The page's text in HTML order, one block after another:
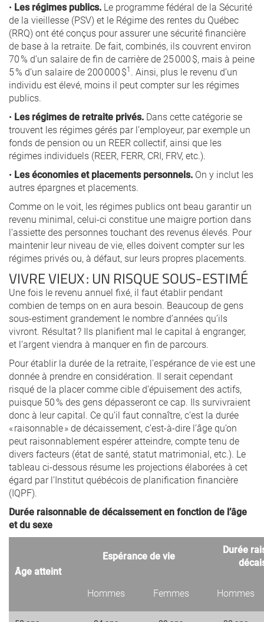
• Les régimes publics. Le programme fédéral de la Sécurité
de la vieillesse (PSV) et le Régime des rentes du Québec
(RRQ) ont été conçus pour assurer une sécurité financière
de base à la retraite. De fait, combinés, ils couvrent environ
70 % d’un salaire de fin de carrière de 25 000 $, mais à peine
5 % d’un salaire de 200 000 $1 . Ainsi, plus le revenu d’un
individu est élevé, moins il peut compter sur les régimes
publics.
• Les régimes de retraite privés. Dans cette catégorie se
trouvent les régimes gérés par l’employeur, par exemple un
fonds de pension ou un REER collectif, ainsi que les
régimes individuels (REER, FERR, CRI, FRV, etc.).
• Les économies et placements personnels. On y inclut les
autres épargnes et placements.
Comme on le voit, les régimes publics ont beau garantir un
revenu minimal, celui-ci constitue une maigre portion dans
l’assiette des personnes touchant des revenus élevés. Pour
maintenir leur niveau de vie, elles doivent compter sur les
régimes privés ou, à défaut, sur leurs propres placements.
VIVRE VIEUX : UN RISQUE SOUS-ESTIMÉ
Une fois le revenu annuel fixé, il faut établir pendant
combien de temps on en aura besoin. Beaucoup de gens
sous-estiment grandement le nombre d’années qu’ils
vivront. Résultat ? Ils planifient mal le capital à engranger,
et l’argent viendra à manquer en fin de parcours.
Pour établir la durée de la retraite, l’espérance de vie est une
donnée à prendre en considération. Il serait cependant
risqué de la placer comme cible d’épuisement des actifs,
puisque 50 % des gens dépasseront ce cap. Ils survivraient
donc à leur capital. Ce qu’il faut connaître, c’est la durée
« raisonnable » de décaissement, c’est-à-dire l’âge qu’on
peut raisonnablement espérer atteindre, compte tenu de
divers facteurs (état de santé, statut matrimonial, etc.). Le
tableau ci-dessous résume les projections élaborées à cet
égard par l’Institut québécois de planification financière
(IQPF).
Durée raisonnable de décaissement en fonction de l’âge
et du sexe
Âge atteint
Espérance de vie
Durée
Hommes Femmes Hommes